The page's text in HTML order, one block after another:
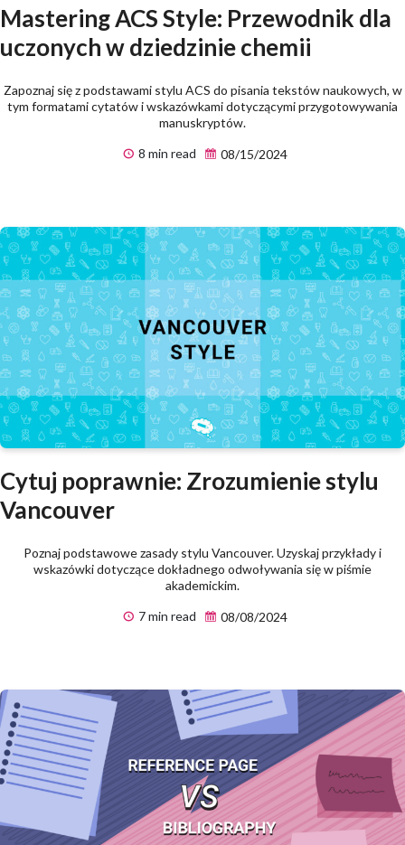
Mastering ACS Style: Przewodnik dla
uczonych w dziedzinie chemii
Zapoznaj się z podstawami stylu ACS do pisania tekstów naukowych, w
tym formatami cytatów i wskazówkami dotyczącymi przygotowywania
manuskryptów.
8 min read
08/15/2024
Cytuj poprawnie: Zrozumienie stylu
Vancouver
Poznaj podstawowe zasady stylu Vancouver. Uzyskaj przykłady i
wskazówki dotyczące dokładnego odwoływania się w piśmie
akademickim.
7 min read
08/08/2024